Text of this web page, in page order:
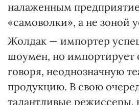
налаженным
«самоволки», а не зоной
Жолдак — импортер
шоумен, но импортирует
говоря, неоднозначную
продукцию. В свою
талантливые режиссеры,